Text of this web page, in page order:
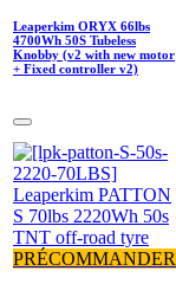
Leaperkim ORYX 66lbs
4700Wh 50S Tubeless
Knobby (v2 with new motor
+ Fixed controller v2)
PRÉCOMMANDER